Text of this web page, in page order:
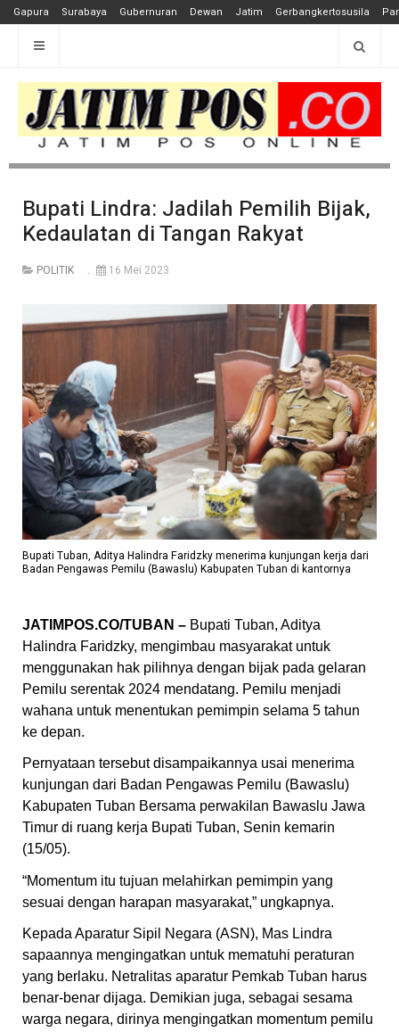
Gapura Surabaya Gubernuran Dewan Jatim Gerbangkertosusila
Bupati Lindra: Jadilah Pemilih Bijak,
Kedaulatan di Tangan Rakyat
POLITIK 16 Mei 2023
Bupati Tuban, Aditya Halindra Faridzky menerima kunjungan kerja dari
Badan Pengawas Pemilu (Bawaslu) Kabupaten Tuban di kantornya
JATIMPOS.CO/TUBAN – Bupati Tuban, Aditya
Halindra Faridzky, mengimbau masyarakat untuk
menggunakan hak pilihnya dengan bijak pada gelaran
Pemilu serentak 2024 mendatang. Pemilu menjadi
wahana untuk menentukan pemimpin selama 5 tahun
ke depan.
Pernyataan tersebut disampaikannya usai menerima
kunjungan dari Badan Pengawas Pemilu (Bawaslu)
Kabupaten Tuban Bersama perwakilan Bawaslu Jawa
Timur di ruang kerja Bupati Tuban, Senin kemarin
(15/05).
“Momentum itu tujuan melahirkan pemimpin yang
sesuai dengan harapan masyarakat,” ungkapnya.
Kepada Aparatur Sipil Negara (ASN), Mas Lindra
sapaannya mengingatkan untuk mematuhi peraturan
yang berlaku. Netralitas aparatur Pemkab Tuban harus
benar-benar dijaga. Demikian juga, sebagai sesama
warga negara, dirinya mengingatkan momentum pemilu